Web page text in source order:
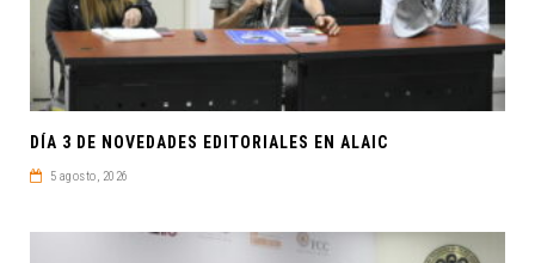
DÍA 3 DE NOVEDADES EDITORIALES EN ALAIC
5 agosto, 2026